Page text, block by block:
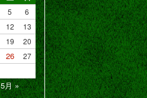
5月 »
5 6
12
13
19
20
26
27